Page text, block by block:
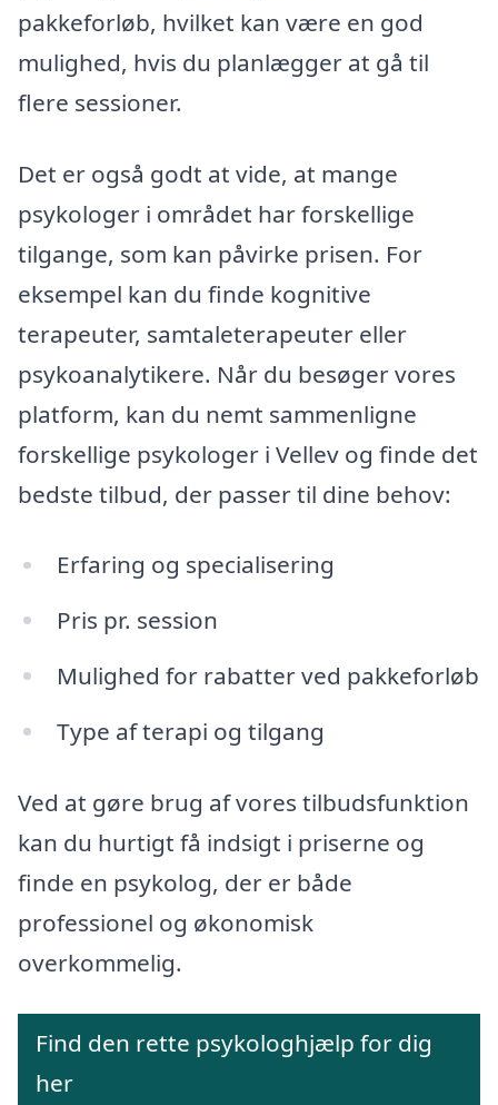
pakkeforløb, hvilket kan være en god
mulighed, hvis du planlægger at gå til
flere sessioner.
Det er også godt at vide, at mange
psykologer i området har forskellige
tilgange, som kan påvirke prisen. For
eksempel kan du finde kognitive
terapeuter, samtaleterapeuter eller
psykoanalytikere. Når du besøger vores
platform, kan du nemt sammenligne
forskellige psykologer i Vellev og finde det
bedste tilbud, der passer til dine behov:
Erfaring og specialisering
Pris pr. session
Mulighed for rabatter ved pakkeforløb
Type af terapi og tilgang
Ved at gøre brug af vores tilbudsfunktion
kan du hurtigt få indsigt i priserne og
finde en psykolog, der er både
professionel og økonomisk
overkommelig.
Find den rette psykologhjælp for dig
her